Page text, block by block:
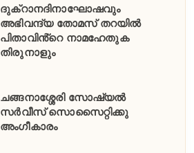
ദുക്റാനദിനാഘോഷവും
അഭിവന്ദ്യ തോമസ് തറയിൽ
പിതാവിൻ്റെ നാമഹേതുക
തിരുനാളും
ചങ്ങനാശ്ശേരി സോഷ്യൽ
സർവീസ് സൊസൈറ്റിക്കു
അംഗീകാരം